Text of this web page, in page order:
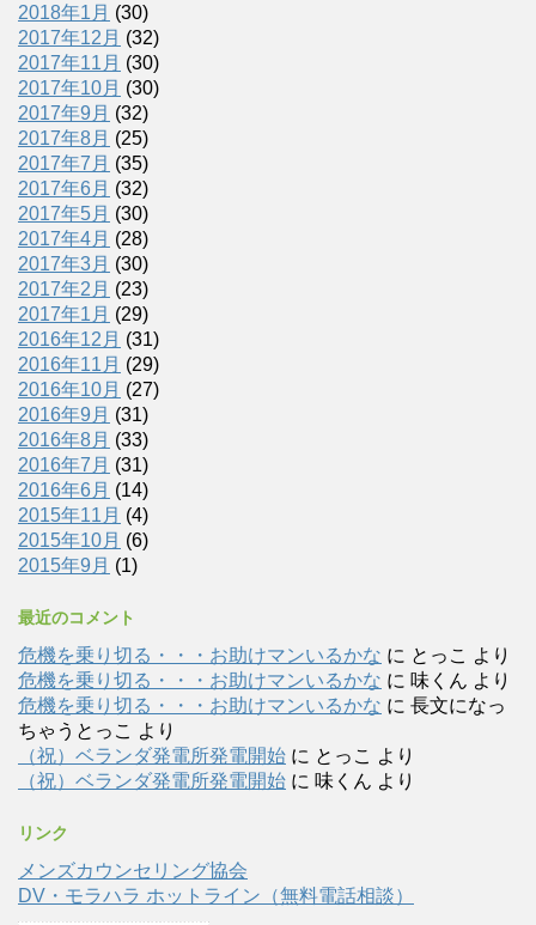
2018年1月 (30)
2017年12月 (32)
2017年11月 (30)
2017年10月 (30)
2017年9月 (32)
2017年8月 (25)
2017年7月 (35)
2017年6月 (32)
2017年5月 (30)
2017年4月 (28)
2017年3月 (30)
2017年2月 (23)
2017年1月 (29)
2016年12月 (31)
2016年11月 (29)
2016年10月 (27)
2016年9月 (31)
2016年8月 (33)
2016年7月 (31)
2016年6月 (14)
2015年11月 (4)
2015年10月 (6)
2015年9月 (1)
最近のコメント
危機を乗り切る・・・お助けマンいるかな に とっこ より
危機を乗り切る・・・お助けマンいるかな に 味くん より
危機を乗り切る・・・お助けマンいるかな に 長文になっ
ちゃうとっこ より
（祝）ベランダ発電所発電開始 に とっこ より
（祝）ベランダ発電所発電開始 に 味くん より
リンク
メンズカウンセリング協会
DV・モラハラ ホットライン（無料電話相談）